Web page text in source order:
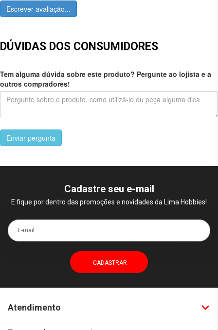
Escrever avaliação...
DÚVIDAS DOS CONSUMIDORES
Tem alguma dúvida sobre este produto? Pergunte ao lojista e a
outros compradores!
Enviar pergunta
Cadastre seu e-mail
E fique por dentro das promoções e novidades da Lima Hobbies!
E-mail
Atendimento